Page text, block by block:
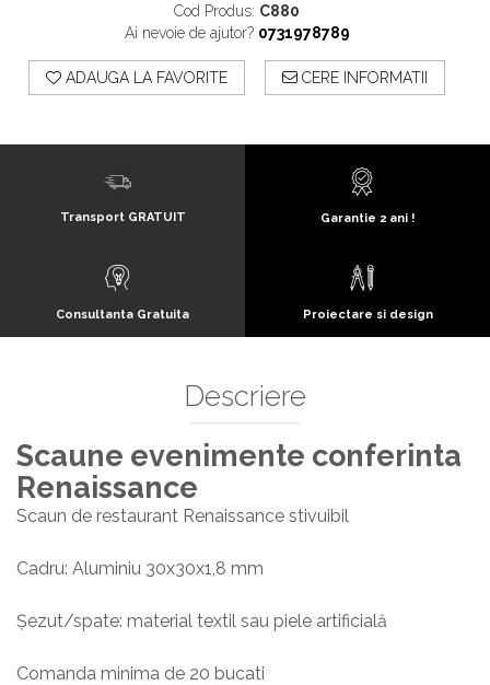
Cod Produs: C880
Ai nevoie de ajutor? 0731978789
ADAUGA LA FAVORITE CERE INFORMATII
Transport GRATUIT Garantie 2 ani !
Consultanta Gratuita Proiectare si design
Descriere
Scaune evenimente conferinta
Renaissance
Scaun de restaurant Renaissance stivuibil
Cadru: Aluminiu 30x30x1,8 mm
Șezut/spate: material textil sau piele artificială
Comanda minima de 20 bucati